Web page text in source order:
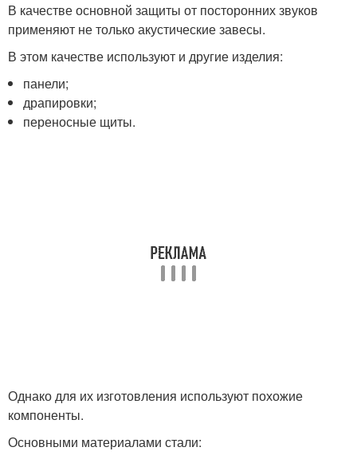
В качестве основной защиты от посторонних звуков
применяют не только акустические завесы.
В этом качестве используют и другие изделия:
панели;
драпировки;
переносные щиты.
Однако для их изготовления используют похожие
компоненты.
Основными материалами стали: